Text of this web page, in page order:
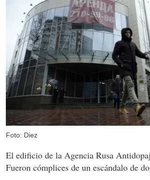
Foto: Diez
El edificio de la Agencia Rusa
Fueron cómplices de un escándalo de